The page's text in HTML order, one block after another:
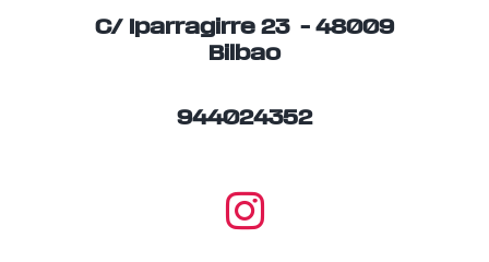
C/ Iparragirre 23 – 48009
Bilbao
944024352